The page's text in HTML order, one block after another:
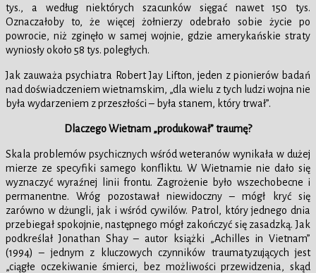
tys., a według niektórych szacunków sięgać nawet 150 tys.
Oznaczałoby to, że więcej żołnierzy odebrało sobie życie po
powrocie, niż zginęło w samej wojnie, gdzie amerykańskie straty
wyniosły około 58 tys. poległych.
Jak zauważa psychiatra Robert Jay Lifton, jeden z pionierów badań
nad doświadczeniem wietnamskim, „dla wielu z tych ludzi wojna nie
była wydarzeniem z przeszłości – była stanem, który trwał”.
Dlaczego Wietnam „produkował” traumę?
Skala problemów psychicznych wśród weteranów wynikała w dużej
mierze ze specyfiki samego konfliktu. W Wietnamie nie dało się
wyznaczyć wyraźnej linii frontu. Zagrożenie było wszechobecne i
permanentne. Wróg pozostawał niewidoczny – mógł kryć się
zarówno w dżungli, jak i wśród cywilów. Patrol, który jednego dnia
przebiegał spokojnie, następnego mógł zakończyć się zasadzką. Jak
podkreślał Jonathan Shay – autor książki „Achilles in Vietnam”
(1994) – jednym z kluczowych czynników traumatyzujących jest
„ciągłe oczekiwanie śmierci, bez możliwości przewidzenia, skąd